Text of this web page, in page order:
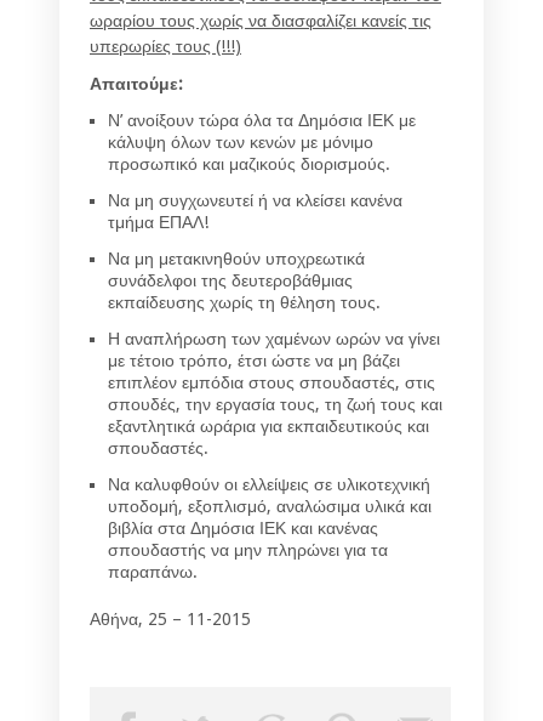
ωραρίου τους χωρίς να διασφαλίζει κανείς τις
υπερωρίες τους (!!!)
Απαιτούμε:
Ν’ ανοίξουν τώρα όλα τα Δημόσια ΙΕΚ με
κάλυψη όλων των κενών με μόνιμο
προσωπικό και μαζικούς διορισμούς.
Να μη συγχωνευτεί ή να κλείσει κανένα
τμήμα ΕΠΑΛ!
Να μη μετακινηθούν υποχρεωτικά
συνάδελφοι της δευτεροβάθμιας
εκπαίδευσης χωρίς τη θέληση τους.
Η αναπλήρωση των χαμένων ωρών να γίνει
με τέτοιο τρόπο, έτσι ώστε να μη βάζει
επιπλέον εμπόδια στους σπουδαστές, στις
σπουδές, την εργασία τους, τη ζωή τους και
εξαντλητικά ωράρια για εκπαιδευτικούς και
σπουδαστές.
Να καλυφθούν οι ελλείψεις σε υλικοτεχνική
υποδομή, εξοπλισμό, αναλώσιμα υλικά και
βιβλία στα Δημόσια ΙΕΚ και κανένας
σπουδαστής να μην πληρώνει για τα
παραπάνω.
Αθήνα, 25 – 11-2015